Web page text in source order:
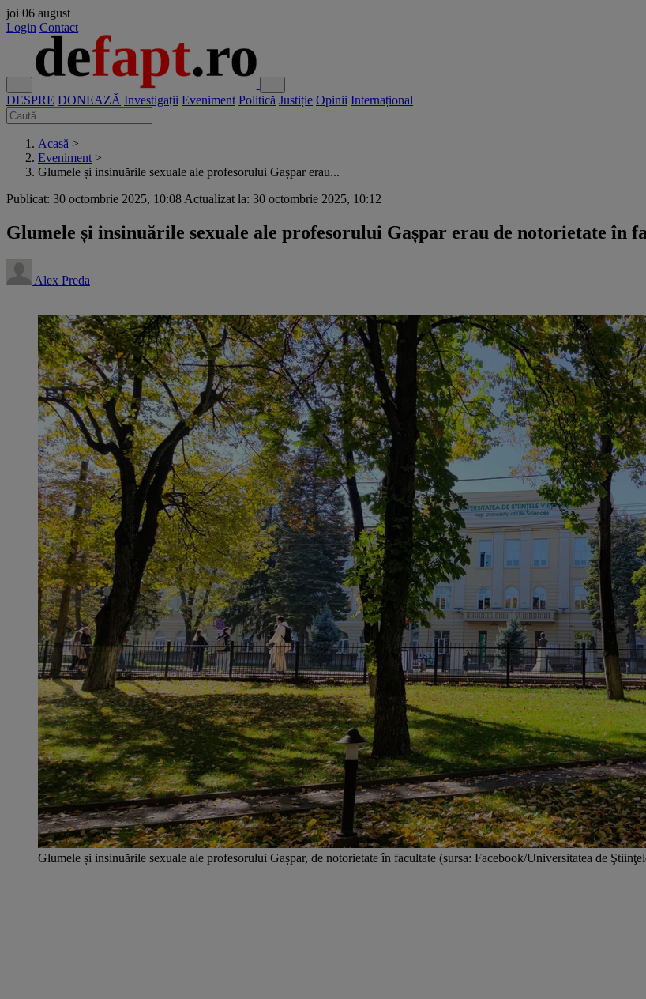
joi 06 august
Login Contact
DESPRE DONEAZĂ Investigații Eveniment Politică Justiție Opinii Internațional
Acasă >
Eveniment >
Glumele și insinuările sexuale ale profesorului Gașpar erau...
Publicat: 30 octombrie 2025, 10:08 Actualizat la: 30 octombrie 2025, 10:12
Glumele și insinuările sexuale ale profesorului Gașpar erau de notorietate în
Alex Preda
Glumele și insinuările sexuale ale profesorului Gașpar, de notorietate în facultate (sursa: Facebook/Universitatea de